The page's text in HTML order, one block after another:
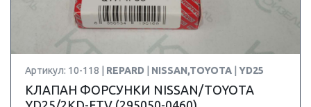
Артикул: 10-118 | REPARD NISSAN,TOYOTA YD25
КЛАПАН ФОРСУНКИ NISSAN/TOYOTA